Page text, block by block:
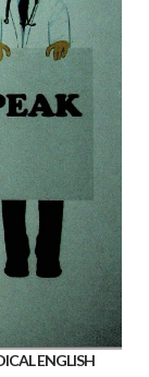
ENGLISH